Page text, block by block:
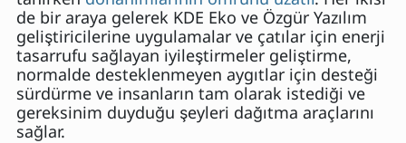
de bir araya gelerek KDE Eko ve Özgür Yazılım
geliştiricilerine uygulamalar ve çatılar için enerji
tasarrufu sağlayan iyileştirmeler geliştirme,
normalde desteklenmeyen aygıtlar için desteği
sürdürme ve insanların tam olarak istediği ve
gereksinim duyduğu şeyleri dağıtma araçlarını
sağlar.